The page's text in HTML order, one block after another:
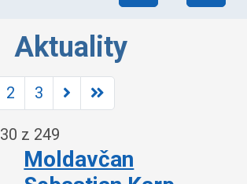
Aktuality
2 3
30 z 249
Moldavčan